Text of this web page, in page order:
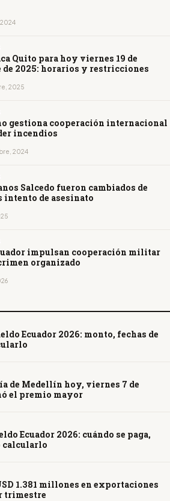
Quito para hoy viernes 19 de
de 2025: horarios y restricciones
2025
gestiona cooperación internacional
incendios
2024
Salcedo fueron cambiados de
intento de asesinato
impulsan cooperación militar
organizado
Ecuador 2026: monto, fechas de
de Medellín hoy, viernes 7 de
el premio mayor
Ecuador 2026: cuándo se paga,
calcularlo
1.381 millones en exportaciones
trimestre